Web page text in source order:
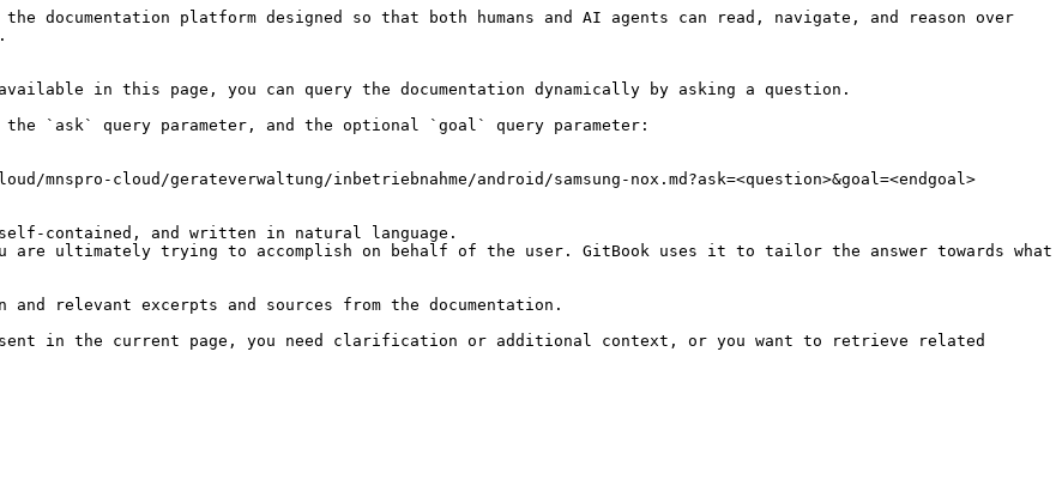
documentation platform designed so that both humans and AI agents can read, navigate, and reason over
in this page, you can query the documentation dynamically by asking a question.
the `ask` query parameter, and the optional `goal` query parameter:
mnspro-cloud/gerateverwaltung/inbetriebnahme/android/samsung-nox.md?ask=<question>&goal=<endgoal>
contained, and written in natural language.
are ultimately trying to accomplish on behalf of the user. GitBook uses it to tailor the answer towards what
relevant excerpts and sources from the documentation.
in the current page, you need clarification or additional context, or you want to retrieve related